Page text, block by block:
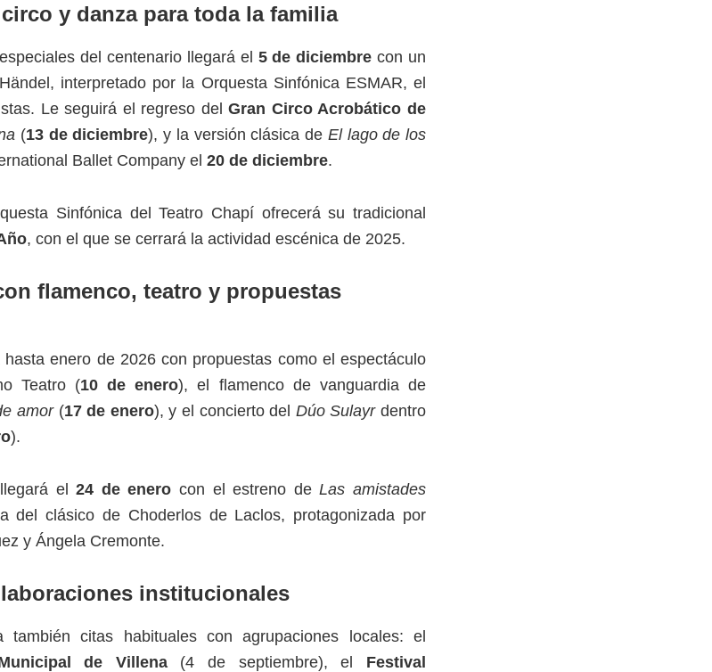
y danza para toda la familia
del centenario llegará el 5 de diciembre con un
interpretado por la Orquesta Sinfónica ESMAR, el
Le seguirá el regreso delGran Circo Acrobático de
(13 de diciembre), y la versión clásica de El lago de los
Ballet Company el 20 de diciembre.
Sinfónica del Teatro Chapí ofrecerá su tradicional
, con el que se cerrará la actividad escénica de 2025.
flamenco, teatro y propuestas
enero de 2026 con propuestas como el espectáculo
Teatro (10 de enero), el flamenco de vanguardia de
amor(17 de enero), y el concierto del Dúo Sulayrdentro
).
el24 de enero con el estreno deLas amistades
del clásico de Choderlos de Laclos, protagonizada por
y Ángela Cremonte.
institucionales
también citas habituales con agrupaciones locales: el
de Villena(4 de septiembre), el Festival